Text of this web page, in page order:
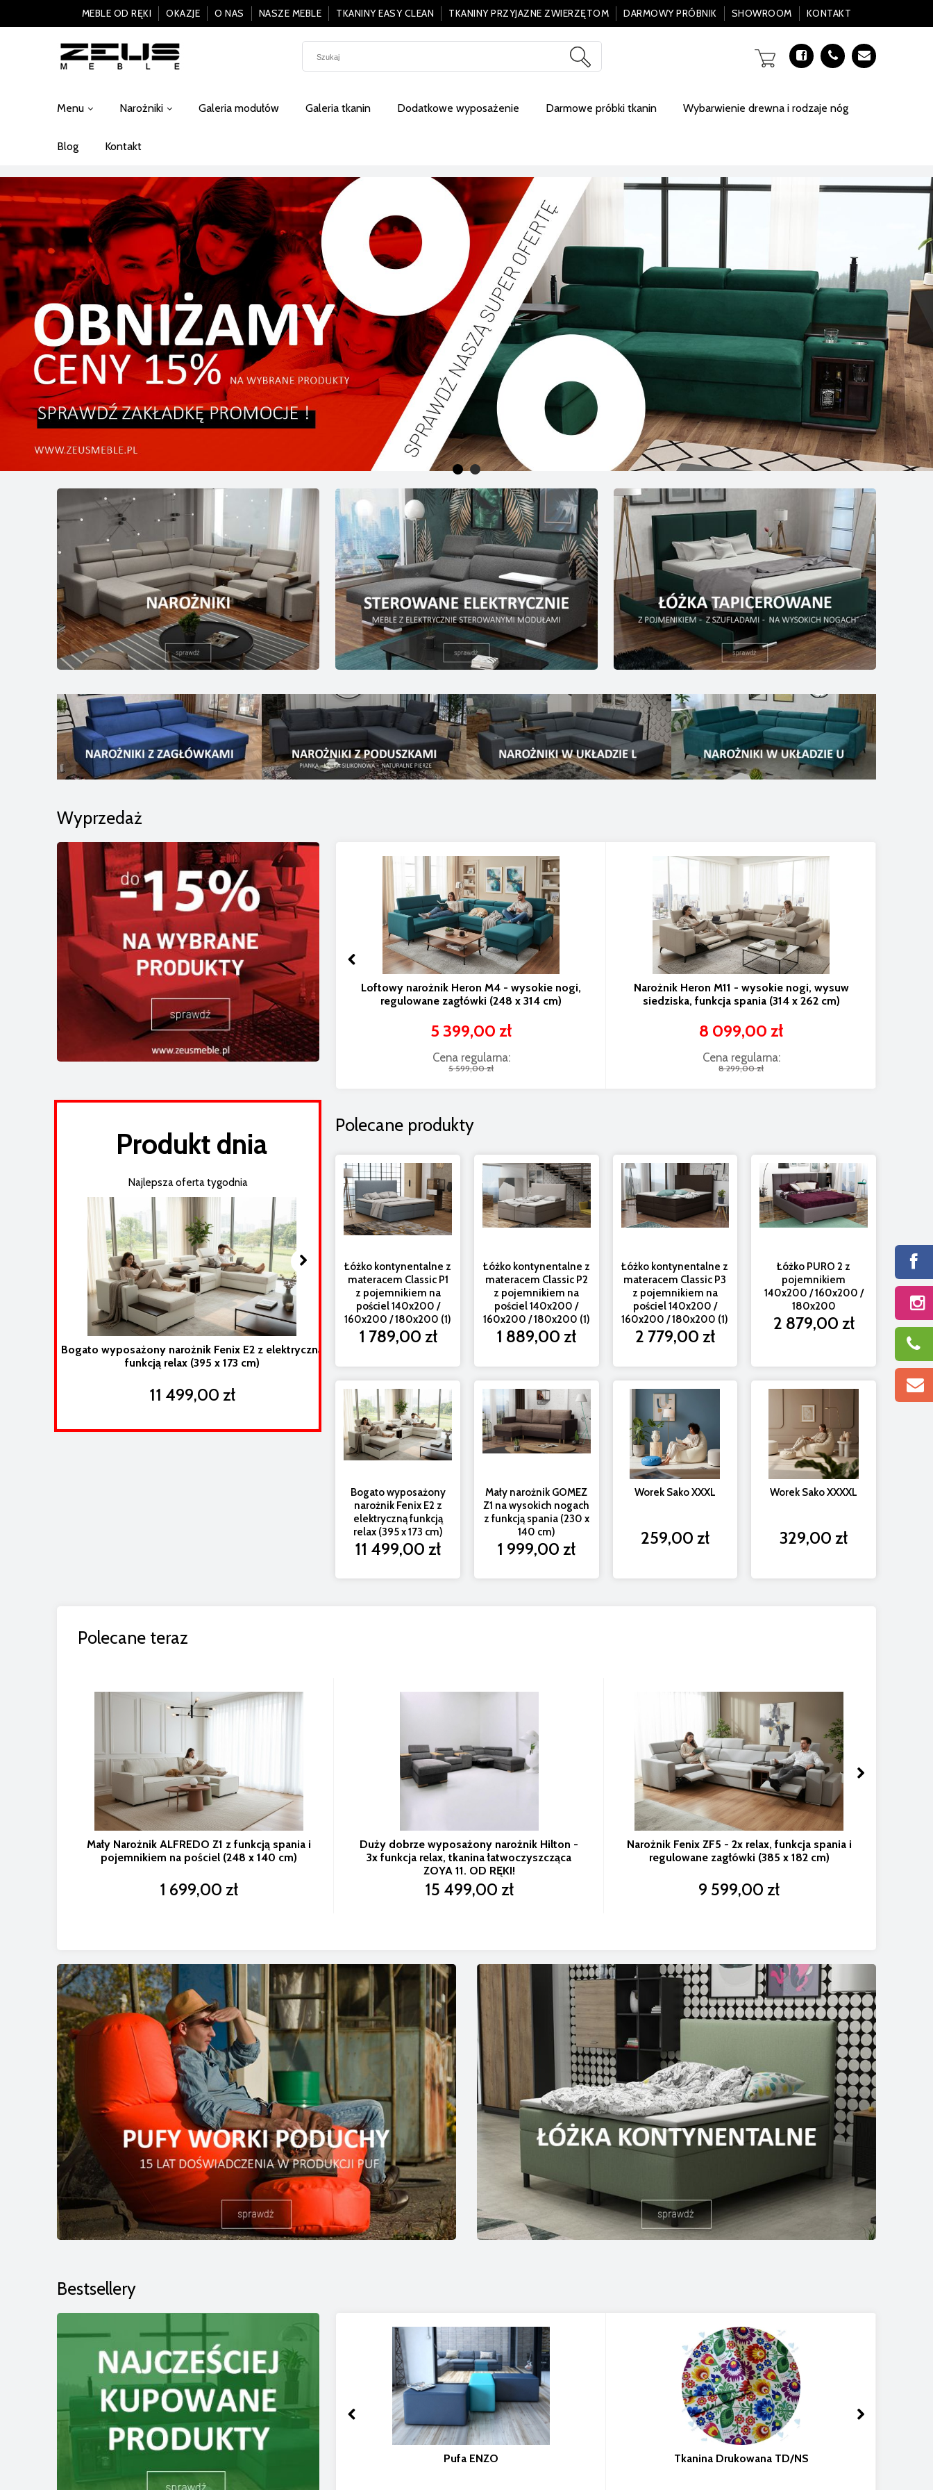
MEBLE OD RĘKI OKAZJE O NAS NASZE MEBLE TKANINY EASY CLEAN TKANINY PRZYJAZNE ZWIERZĘTOM DARMOWY PRÓBNIK SHOWROOM KONTAKT
Menu Narożniki Galeria modułów Galeria tkanin Dodatkowe wyposażenie Darmowe próbki tkanin Wybarwienie drewna i rodzaje nóg
Blog Kontakt
Wyprzedaż
Narożnik Fenix M25 z elektryczną funkcją
relaks (324 x 321 cm)
7 789,05 zł
Cena regularna:
Loftowy narożnik Heron M4 - wysokie nogi,
regulowane zagłówki (248 x 314 cm)
5 399,00 zł
Cena regularna:
5 599,00 zł
Narożnik Heron M11 - wysokie nogi, wysuw
siedziska, funkcja spania (314 x 262 cm)
8 099,00 zł
Cena regularna:
8 299,00 zł
Produkt dnia
Najlepsza oferta tygodnia
Bogato wyposażony narożnik Fenix E2 z elektryczną
funkcją relax (395 x 173 cm)
11 499,00 zł 6 999,00 zł 5 479,00 zł
Narożnik
Polecane produkty
Łóżko kontynentalne z
materacem Classic P1
z pojemnikiem na
pościel 140x200 /
160x200 / 180x200 (1)
1 789,00 zł
Łóżko kontynentalne z
materacem Classic P2
z pojemnikiem na
pościel 140x200 /
160x200 / 180x200 (1)
1 889,00 zł
Łóżko kontynentalne z
materacem Classic P3
z pojemnikiem na
pościel 140x200 /
160x200 / 180x200 (1)
2 779,00 zł
Łóżko PURO 2 z
pojemnikiem
140x200 / 160x200 /
180x200
2 879,00 zł
Bogato wyposażony
narożnik Fenix E2 z
elektryczną funkcją
relax (395 x 173 cm)
11 499,00 zł
Mały narożnik GOMEZ
Z1 na wysokich nogach
z funkcją spania (230 x
140 cm)
1 999,00 zł
Worek Sako XXXL
259,00 zł
Worek Sako XXXXL
329,00 zł
Polecane teraz
Mały Narożnik ALFREDO Z1 z funkcją spania i
pojemnikiem na pościel (248 x 140 cm)
1 699,00 zł
Duży dobrze wyposażony narożnik Hilton -
3x funkcja relax, tkanina łatwoczyszcząca
ZOYA 11. OD RĘKI!
15 499,00 zł
Narożnik Fenix ZF5 - 2x relax, funkcja spania i
regulowane zagłówki (385 x 182 cm)
9 599,00 zł
Bestsellery
Pufa ENZO Tkanina Drukowana TD/NS